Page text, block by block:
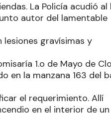
La Policía acudió
autor del lamentable
gravísimas y
1.o de Mayo de
en la manzana 163 del
el requerimiento. Allí
en el interior de un